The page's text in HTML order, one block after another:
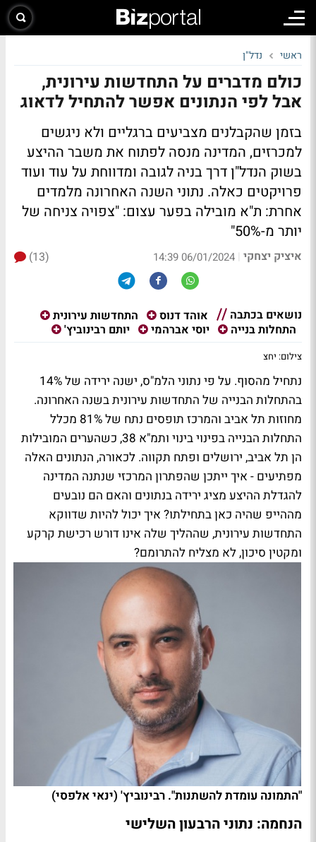
ראשי נדל"ן
כולם מדברים על התחדשות עירונית,
אבל לפי הנתונים אפשר להתחיל לדאוג
בזמן שהקבלנים מצביעים ברגליים ולא ניגשים
למכרזים, המדינה מנסה לפתוח את משבר ההיצע
בשוק הנדל"ן דרך בניה לגובה ומדווחת על עוד ועוד
פרויקטים כאלה. נתוני השנה האחרונה מלמדים
אחרת: ת"א מובילה בפער עצום: "צפויה צניחה של
יותר מ-50%"
איציק יצחקי |
06/01/2024 14:39
(13)
נושאים בכתבה אוהד דנוס
התחדשות עירונית
התחלות בנייה
יוסי אברהמי יותם רבינוביץ'
צילום: יחצ
נתחיל מהסוף. על פי נתוני הלמ"ס, ישנה ירידה של 14%
בהתחלות הבנייה של התחדשות עירונית בשנה האחרונה.
מחוזות תל אביב והמרכז תופסים נתח של 81% מכלל
התחלות הבנייה בפינוי בינוי ותמ"א 38, כשהערים המובילות
הן תל אביב, ירושלים ופתח תקווה. לכאורה, הנתונים האלה
מפתיעים - איך ייתכן שהפתרון המרכזי שנתנה המדינה
להגדלת ההיצע מציג ירידה בנתונים והאם הם נובעים
מההייפ שהיה כאן בתחילתו? איך יכול להיות שדווקא
התחדשות עירונית, שההליך שלה אינו דורש רכישת קרקע
ומקטין סיכון, לא מצליח להתרומם?
"התמונה עומדת להשתנות". רבינוביץ' (ינאי אלפסי)
הנחמה: נתוני הרבעון השלישי